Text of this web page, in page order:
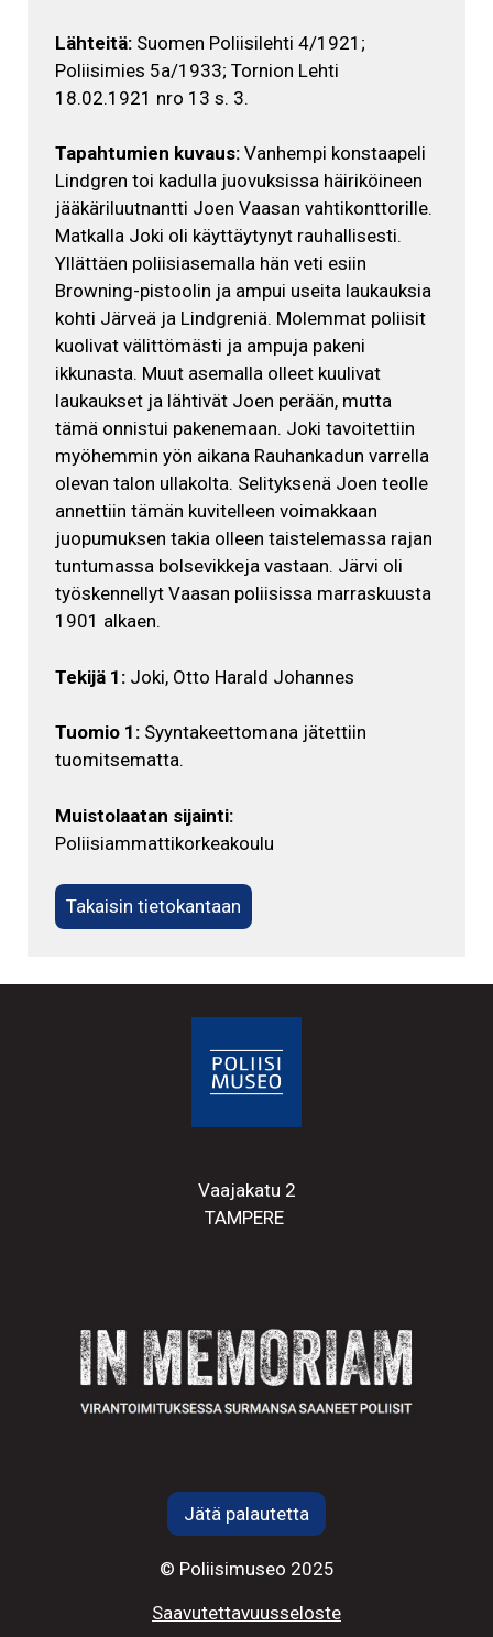
Lähteitä: Suomen Poliisilehti 4/1921;
Poliisimies 5a/1933; Tornion Lehti
18.02.1921 nro 13 s. 3.
Tapahtumien kuvaus: Vanhempi konstaapeli
Lindgren toi kadulla juovuksissa häiriköineen
jääkäriluutnantti Joen Vaasan vahtikonttorille.
Matkalla Joki oli käyttäytynyt rauhallisesti.
Yllättäen poliisiasemalla hän veti esiin
Browning-pistoolin ja ampui useita laukauksia
kohti Järveä ja Lindgreniä. Molemmat poliisit
kuolivat välittömästi ja ampuja pakeni
ikkunasta. Muut asemalla olleet kuulivat
laukaukset ja lähtivät Joen perään, mutta
tämä onnistui pakenemaan. Joki tavoitettiin
myöhemmin yön aikana Rauhankadun varrella
olevan talon ullakolta. Selityksenä Joen teolle
annettiin tämän kuvitelleen voimakkaan
juopumuksen takia olleen taistelemassa rajan
tuntumassa bolsevikkeja vastaan. Järvi oli
työskennellyt Vaasan poliisissa marraskuusta
1901 alkaen.
Tekijä 1: Joki, Otto Harald Johannes
Tuomio 1: Syyntakeettomana jätettiin
tuomitsematta.
Muistolaatan sijainti:
Poliisiammattikorkeakoulu
Takaisin tietokantaan
Vaajakatu 2
TAMPERE
Jätä palautetta
© Poliisimuseo 2025
Saavutettavuusseloste